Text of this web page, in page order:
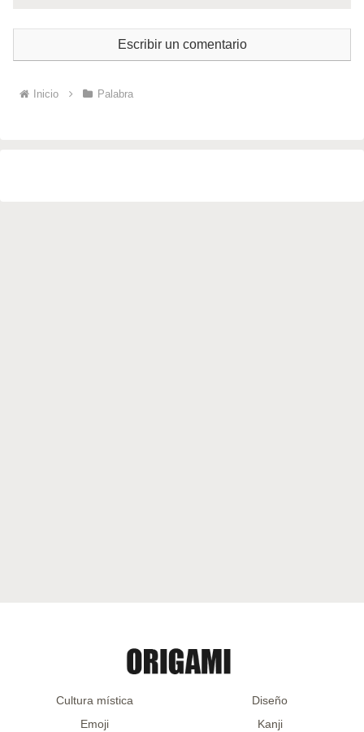
Escribir un comentario
Inicio Palabra
Cultura mística
Diseño
Emoji
Kanji